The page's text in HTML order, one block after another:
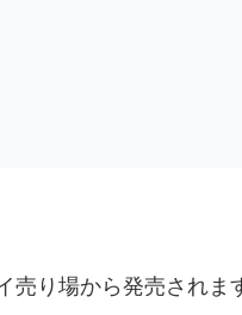
リート
売り場から発売されま